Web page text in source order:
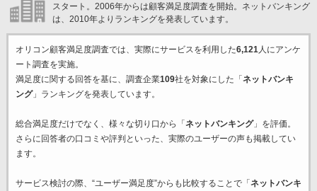
スタート。2006年からは顧客満足度調査を開始。ネットバンキング
は、2010年よりランキングを発表しています。
オリコン顧客満足度調査では、実際にサービスを利用した6,121人にアンケ
ート調査を実施。
満足度に関する回答を基に、調査企業109社を対象にした「 ネットバンキ
ング」ランキングを発表しています。
総合満足度だけでなく、様々な切り口から「 ネットバンキング」を評価。
さらに回答者の口コミや評判といった、実際のユーザーの声も掲載してい
ます。
サービス検討の際、“ユーザー満足度”からも比較することで「 ネットバンキ